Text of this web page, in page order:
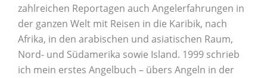
zahlreichen Reportagen auch Angelerfahrungen in
der ganzen Welt mit Reisen in die Karibik, nach
Afrika, in den arabischen und asiatischen Raum,
Nord- und Südamerika sowie Island. 1999 schrieb
ich mein erstes Angelbuch – übers Angeln in der